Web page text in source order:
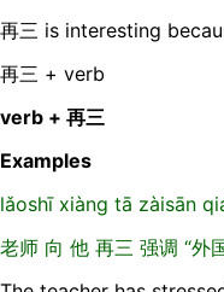
再三 is interesting
再三 + verb
verb + 再三
Examples
lǎoshī xiànɡ tā zàisān
老师 向 他 再三 强调 “外